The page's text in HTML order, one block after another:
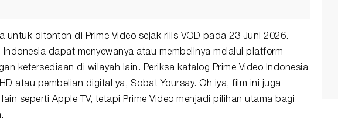
untuk ditonton di Prime Video sejak rilis VOD pada 23 Juni 2026.
dapat menyewanya atau membelinya melalui platform
ketersediaan di wilayah lain. Periksa katalog Prime Video Indonesia
atau pembelian digital ya, Sobat Yoursay. Oh iya, film ini juga
seperti Apple TV, tetapi Prime Video menjadi pilihan utama bagi